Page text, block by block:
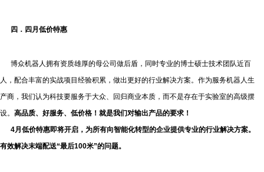
四． 四月 低价特惠
博众机器人拥有资质雄厚的母公司做后盾，同时专业的博士硕士技术团队近百
人，配合丰富的实战项目经验积累，做出更好的行业解决方案。作为服务机器人生
产商，我们认为科技要服务于大众、回归商业本质，而不是存在于实验室的高级摆
设。 高品质、好服务、低价格！就是我们对输出产品的要求！
4月低价特惠即将开启，为所有向智能化转型的企业提供专业的行业解决方案。
有效解决末端配送“最后100米”的问题。